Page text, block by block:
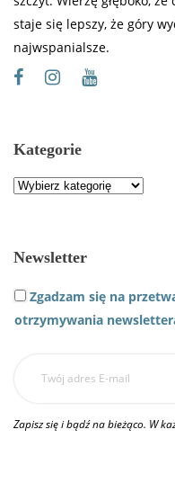
staje się lepszy, że góry
najwspanialsze.
Kategorie
Kategorie
Newsletter
Zgadzam się na
otrzymywania
Zapisz się i bądź na bieżąco. W